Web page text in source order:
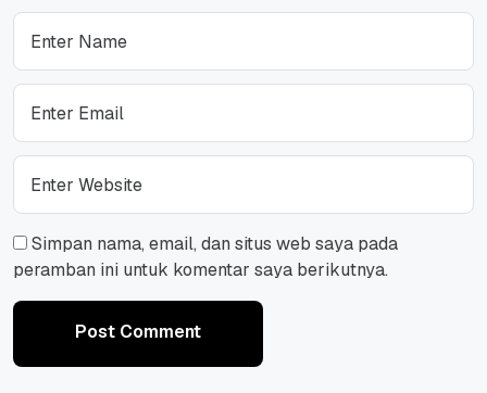
Simpan nama, email, dan situs web saya pada
peramban ini untuk komentar saya berikutnya.
Post Comment